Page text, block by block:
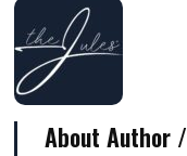
About Author /